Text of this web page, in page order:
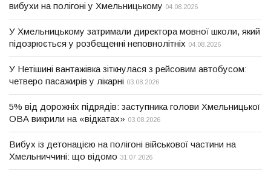
вибухи на полігоні у Хмельницькому 04.08.2026
У Хмельницькому затримали директора мовної школи, який
підозрюється у розбещенні неповнолітніх 04.08.2026
У Нетішині вантажівка зіткнулася з рейсовим автобусом:
четверо пасажирів у лікарні 03.08.2026
5% від дорожніх підрядів: заступника голови Хмельницької
ОВА викрили на «відкатах» 03.08.2026
Вибух із детонацією на полігоні військової частини на
Хмельниччині: що відомо 31.07.2026